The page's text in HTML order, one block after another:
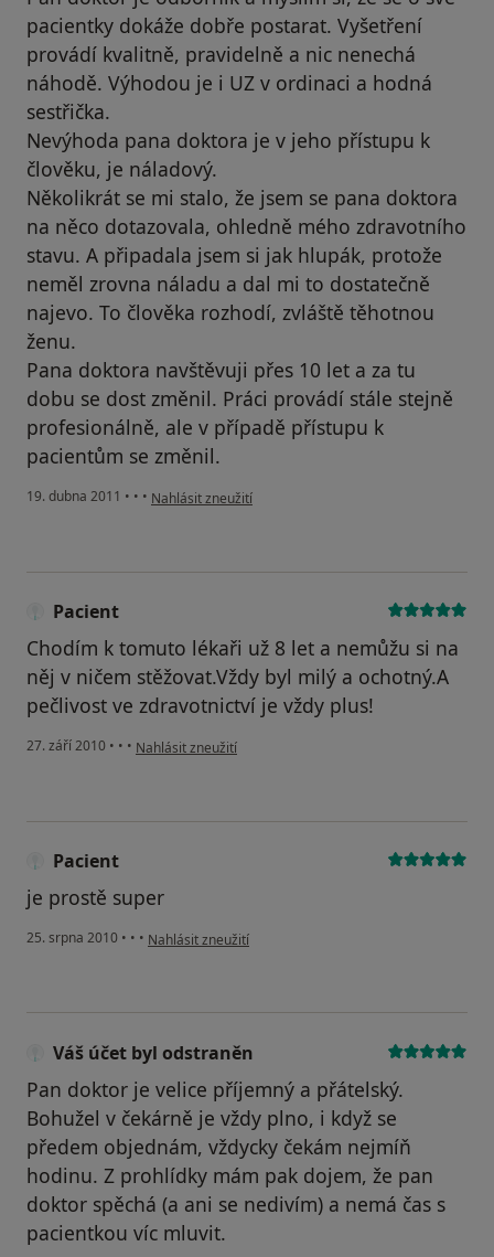
pacientky dokáže dobře postarat. Vyšetření
provádí kvalitně, pravidelně a nic nenechá
náhodě. Výhodou je i UZ v ordinaci a hodná
sestřička.
Nevýhoda pana doktora je v jeho přístupu k
člověku, je náladový.
Několikrát se mi stalo, že jsem se pana doktora
na něco dotazovala, ohledně mého zdravotního
stavu. A připadala jsem si jak hlupák, protože
neměl zrovna náladu a dal mi to dostatečně
najevo. To člověka rozhodí, zvláště těhotnou
ženu.
Pana doktora navštěvuji přes 10 let a za tu
dobu se dost změnil. Práci provádí stále stejně
profesionálně, ale v případě přístupu k
pacientům se změnil.
19. dubna 2011 • • • podle názoru uživatele Pacient
Nahlásit zneužití
Pacient
Chodím k tomuto lékaři už 8 let a nemůžu si na
něj v ničem stěžovat.Vždy byl milý a ochotný.A
pečlivost ve zdravotnictví je vždy plus!
27. září 2010 • • • podle názoru uživatele Pacient
Nahlásit zneužití
Pacient
je prostě super
25. srpna 2010 • • • podle názoru uživatele Pacient
Nahlásit zneužití
Váš účet byl odstraněn
Pan doktor je velice příjemný a přátelský.
Bohužel v čekárně je vždy plno, i když se
předem objednám, vždycky čekám nejmíň
hodinu. Z prohlídky mám pak dojem, že pan
doktor spěchá (a ani se nedivím) a nemá čas s
pacientkou víc mluvit.